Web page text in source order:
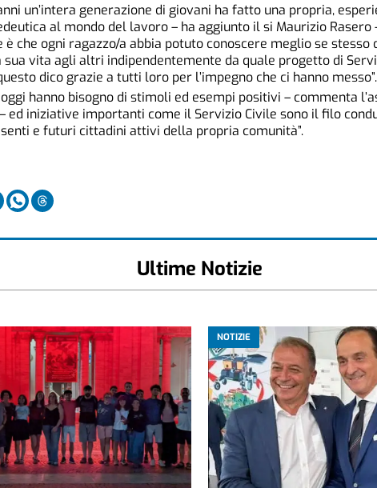
un’intera generazione di giovani ha fatto una propria,
al mondo del lavoro – ha aggiunto il si Maurizio Rasero
è che ogni ragazzo/a abbia potuto conoscere meglio se stesso
vita agli altri indipendentemente da quale progetto di
dico grazie a tutti loro per l’impegno che ci hanno messo”.
hanno bisogno di stimoli ed esempi positivi – commenta
ed iniziative importanti come il Servizio Civile sono il filo
e futuri cittadini attivi della propria comunità”.
Ultime Notizie
NOTIZIE